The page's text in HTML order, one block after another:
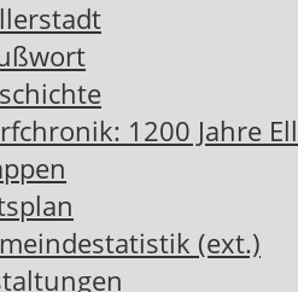
1200 Jahre
(ext.)